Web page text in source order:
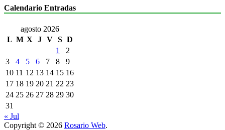
Calendario Entradas
agosto 2026
L M X J V S D
1
2
3
4 5 6 7 8
9
10 11 12 13 14 15 16
17 18 19 20 21 22 23
24 25 26 27 28 29 30
31
« Jul
Copyright © 2026 Rosario Web.